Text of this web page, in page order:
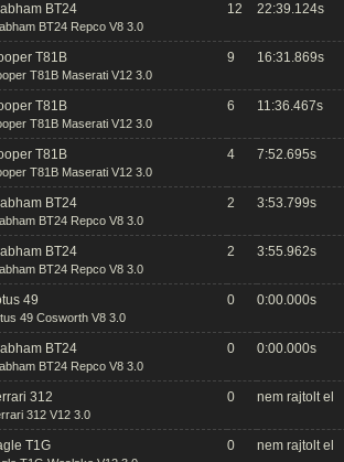
BT24
BT24 Repco V8 3.0
12 22:39.124s
T81B
T81B Maserati V12 3.0
9 16:31.869s
T81B
T81B Maserati V12 3.0
6 11:36.467s
T81B
T81B Maserati V12 3.0
4 7:52.695s
BT24
BT24 Repco V8 3.0
2 3:53.799s
BT24
BT24 Repco V8 3.0
2 3:55.962s
49
49 Cosworth V8 3.0
0 0:00.000s
BT24
BT24 Repco V8 3.0
0 0:00.000s
312
312 V12 3.0
0 nem rajtolt el
T1G 0 nem rajtolt el